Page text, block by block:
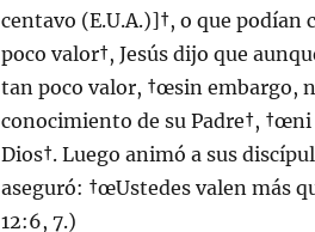
centavo (E.U.A.)]†, o que
poco valor†, Jesús dijo que
tan poco valor, †œsin embargo,
conocimiento de su Padre†,
Dios†. Luego animó a sus
aseguró: †œUstedes valen más
12:6, 7.)